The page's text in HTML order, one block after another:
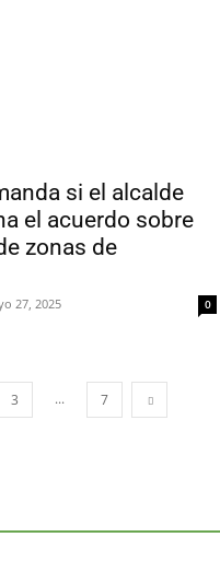
si el alcalde
el acuerdo sobre
zonas de
27, 2025 0
3 ... 7